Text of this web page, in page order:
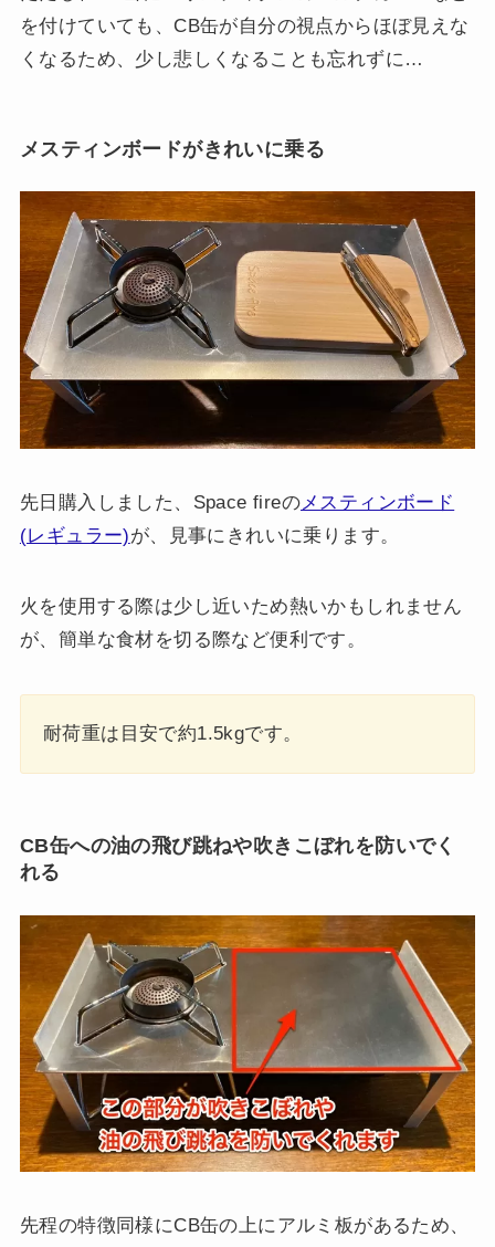
を付けていても、CB缶が自分の視点からほぼ見えな
くなるため、少し悲しくなることも忘れずに…
メスティンボードがきれいに乗る
先日購入しました、Space fireのメスティンボード
(レギュラー)が、見事にきれいに乗ります。
火を使用する際は少し近いため熱いかもしれません
が、簡単な食材を切る際など便利です。
耐荷重は目安で約1.5kgです。
CB缶への油の飛び跳ねや吹きこぼれを防いでく
れる
先程の特徴同様にCB缶の上にアルミ板があるため、